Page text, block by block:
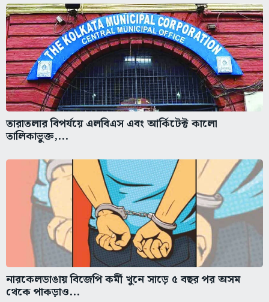
তারাতলার বিপর্যয়ে এলবিএস এবং আর্কিটেক্ট কালো
তালিকাভুক্ত,...
নারকেলডাঙায় বিজেপি কর্মী খুনে সাড়ে ৫ বছর পর অসম
থেকে পাকড়াও...